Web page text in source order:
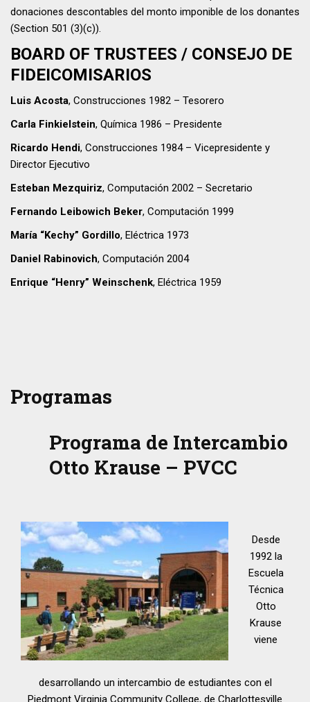
donaciones descontables del monto imponible de los donantes
(Section 501 (3)(c)).
BOARD OF TRUSTEES / CONSEJO DE
FIDEICOMISARIOS
Luis Acosta, Construcciones 1982 – Tesorero
Carla Finkielstein, Química 1986 – Presidente
Ricardo Hendi, Construcciones 1984 – Vicepresidente y
Director Ejecutivo
Esteban Mezquiriz, Computación 2002 – Secretario
Fernando Leibowich Beker, Computación 1999
María “Kechy” Gordillo, Eléctrica 1973
Daniel Rabinovich, Computación 2004
Enrique “Henry” Weinschenk, Eléctrica 1959
Programas
Programa de Intercambio
Otto Krause – PVCC
Desde
1992 la
Escuela
Técnica
Otto
Krause
viene
desarrollando un intercambio de estudiantes con el
Piedmont Virginia Community College, de Charlottesville